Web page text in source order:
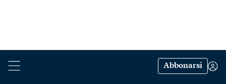
Abbonarsi